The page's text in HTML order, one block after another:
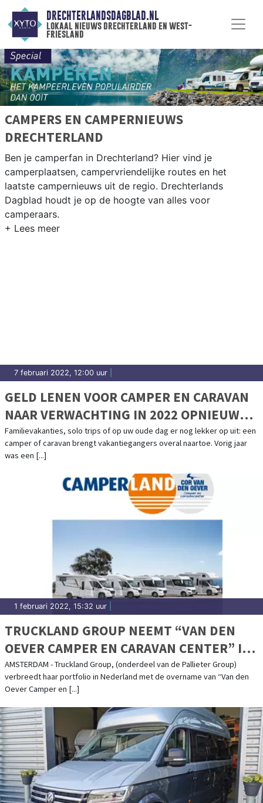
DRECHTERLANDSDAGBLAD.NL
lokaal nieuws drechterland en west-
friesland
CAMPERS EN CAMPERNIEUWS
DRECHTERLAND
Ben je camperfan in Drechterland? Hier vind je
camperplaatsen, campervriendelijke routes en het
laatste campernieuws uit de regio. Drechterlands
Dagblad houdt je op de hoogte van alles voor
camperaars.
7 februari 2022, 12:00 uur
GELD LENEN VOOR CAMPER EN CARAVAN
NAAR VERWACHTING IN 2022 OPNIEUW
POPULAIR
Familievakanties, solo trips of op uw oude dag er nog lekker op uit: een
camper of caravan brengt vakantiegangers overal naartoe. Vorig jaar
was een [...]
1 februari 2022, 15:32 uur
TRUCKLAND GROUP NEEMT “VAN DEN
OEVER CAMPER EN CARAVAN CENTER” IN
HERPEN OVER.
AMSTERDAM - Truckland Group, (onderdeel van de Pallieter Group)
verbreedt haar portfolio in Nederland met de overname van “Van den
Oever Camper en [...]